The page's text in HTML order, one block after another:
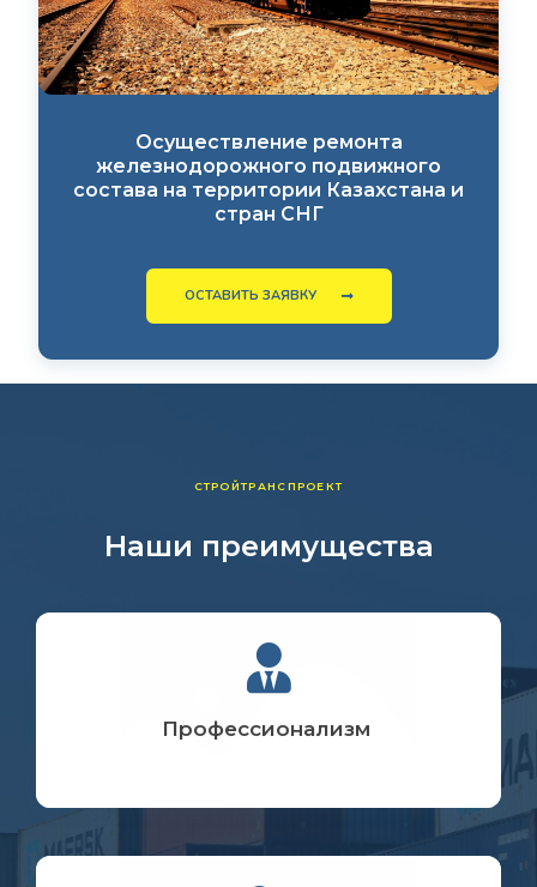
Осуществление ремонта
железнодорожного подвижного
состава на территории Казахстана и
стран СНГ
ОСТАВИТЬ ЗАЯВКУ
СТРОЙТРАНСПРОЕКТ
Наши преимущества
Профессионализм